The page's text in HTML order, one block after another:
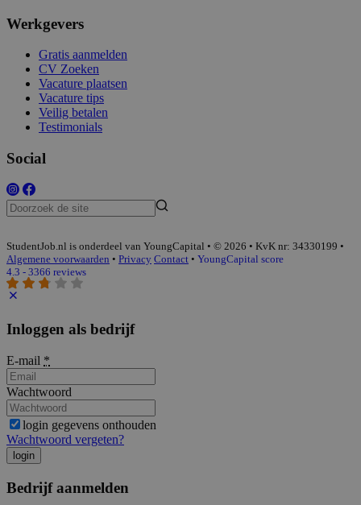
Werkgevers
Gratis aanmelden
CV Zoeken
Vacature plaatsen
Vacature tips
Veilig betalen
Testimonials
Social
StudentJob.nl is onderdeel van YoungCapital • © 2026 • KvK nr: 34330199 •
Algemene voorwaarden • Privacy Contact • YoungCapital score
4.3 - 3366 reviews
Inloggen als bedrijf
E-mail *
Wachtwoord
login gegevens onthouden
Wachtwoord vergeten?
login
Bedrijf aanmelden